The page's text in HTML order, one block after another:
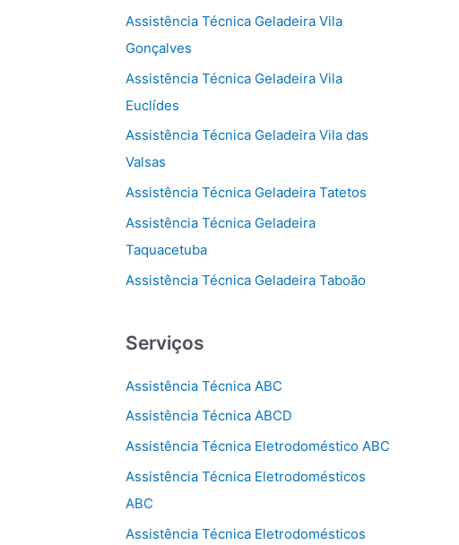
Assistência Técnica Geladeira Vila
Gonçalves
Assistência Técnica Geladeira Vila
Euclídes
Assistência Técnica Geladeira Vila das
Valsas
Assistência Técnica Geladeira Tatetos
Assistência Técnica Geladeira
Taquacetuba
Assistência Técnica Geladeira Taboão
Serviços
Assistência Técnica ABC
Assistência Técnica ABCD
Assistência Técnica Eletrodoméstico ABC
Assistência Técnica Eletrodomésticos
ABC
Assistência Técnica Eletrodomésticos